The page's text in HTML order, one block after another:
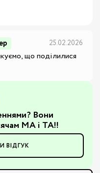
25.02.2026
що поділилися
Вони
МА і ТА!!
ВІДГУК